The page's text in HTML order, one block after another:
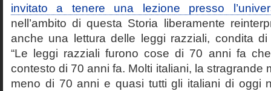
invitato a tenere una lezione presso
nell’ambito di questa Storia liberamente
anche una lettura delle leggi razziali, condita di
“Le leggi razziali furono cose di 70 anni fa
contesto di 70 anni fa. Molti italiani, la stragrande
meno di 70 anni e quasi tutti gli italiani di oggi